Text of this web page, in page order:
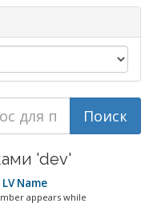
'dev'
Name
appears while